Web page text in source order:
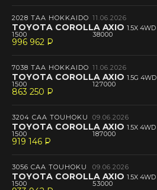
2028 TAA HOKKAIDO 11.06.2026
TOYOTA COROLLA AXIO 1.5X 4WD
1500 38000
996 962 P
--
7038 TAA HOKKAIDO 11.06.2026
TOYOTA COROLLA AXIO 1.5G 4WD
1500 127000
863 250 P
--
3204 CAA TOUHOKU 09.06.2026
TOYOTA COROLLA AXIO 1.5X 4WD
1500 187000
919 146 P
--
3056 CAA TOUHOKU 09.06.2026
TOYOTA COROLLA AXIO 1.5X 4WD
1500 53000